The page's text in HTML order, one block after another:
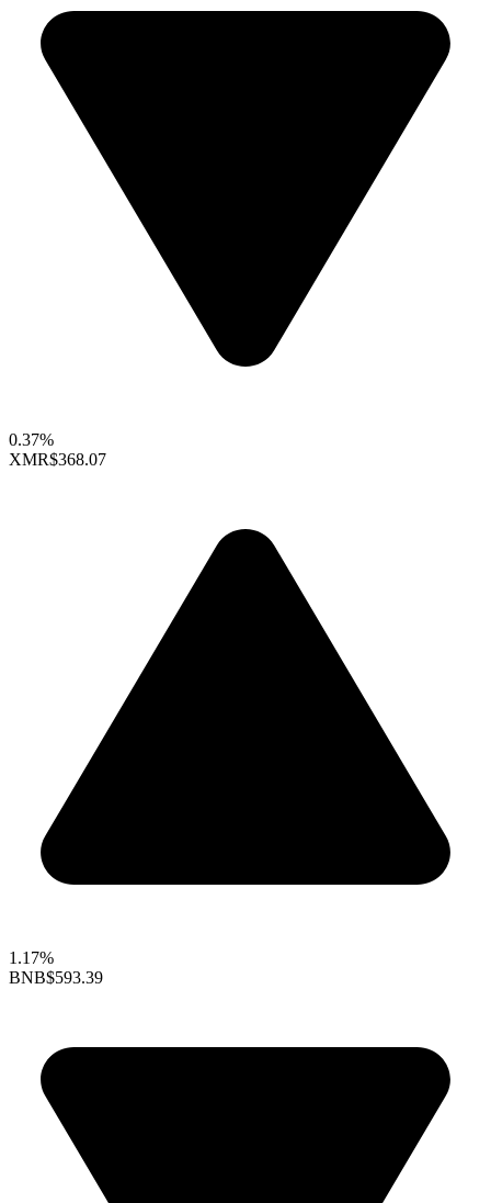
0.37%
XMR$368.07
1.17%
BNB$593.39